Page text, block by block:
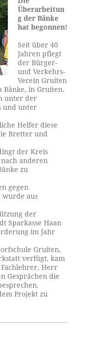
Überarbeitun
g der Bänke
hat begonnen!
Seit über 40
Jahren pflegt
der Bürger-
und Verkehrs-
Verein Gruiten
Bänke, in Gruiten.
unter der
und unter
Helfer diese
Bretter und
der Kreis
anderen
zu
gegen
wurde aus
der
Sparkasse Haan
im Jahr
Gruiten,
verfügt, kam
Fachlehrer, Herr
Gesprächen die
Projekt zu